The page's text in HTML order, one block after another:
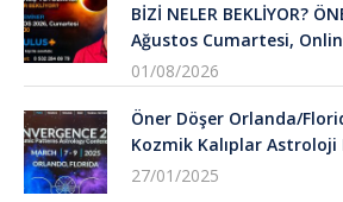
BİZİ NELER BEKLİYOR?
Ağustos Cumartesi,
01/08/2026
Öner Döşer Orlanda/
Kozmik Kalıplar Astroloji
27/01/2025